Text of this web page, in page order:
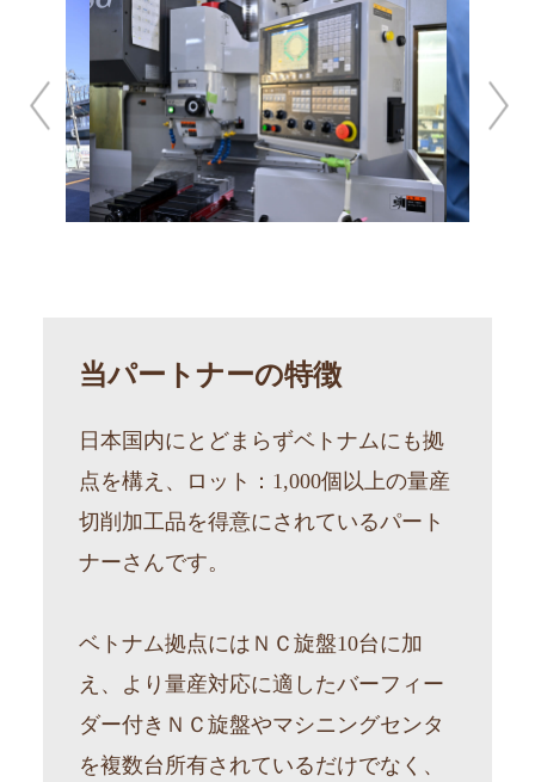
当パートナーの特徴
日本国内にとどまらずベトナムにも拠
点を構え、ロット：1,000個以上の量産
切削加工品を得意にされているパート
ナーさんです。
ベトナム拠点にはＮＣ旋盤10台に加
え、より量産対応に適したバーフィー
ダー付きＮＣ旋盤やマシニングセンタ
を複数台所有されているだけでなく、